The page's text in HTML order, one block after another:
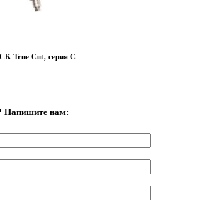
True Cut, серия C
Напишите нам: